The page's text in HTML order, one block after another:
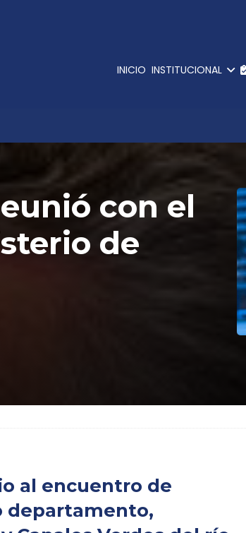
INICIO INSTITUCIONAL
con el
de
al encuentro de
departamento,